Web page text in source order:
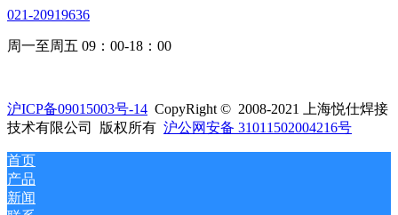
021-20919636
周一至周五 09：00-18：00
沪ICP备09015003号-14 CopyRight © 2008-2021 上海悦仕焊接
技术有限公司 版权所有 沪公网安备 31011502004216号
首页
产品
新闻